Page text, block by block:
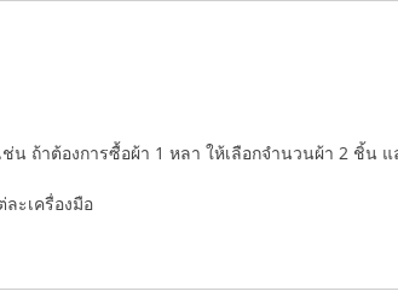
ถ้าต้องการซื้อผ้า 1 หลา ให้เลือกจำนวนผ้า 2 ชิ้น
ะเครื่องมือ